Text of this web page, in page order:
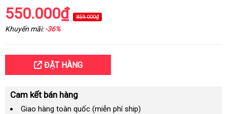
550.000₫ 859.000₫
Khuyến mãi:-36%
ĐẶT HÀNG
Cam kết bán hàng
Giao hàng toàn quốc (miễn phí ship)